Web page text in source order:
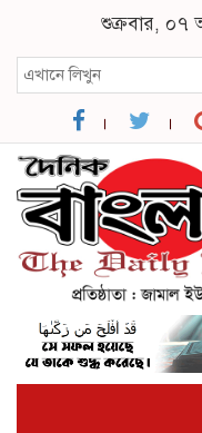
শুক্রবার, ০৭